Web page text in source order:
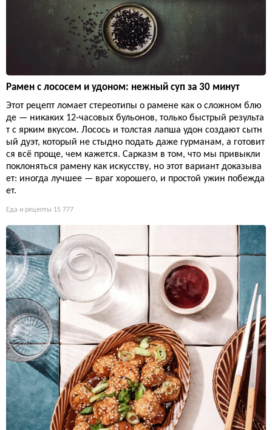
Рамен с лососем и удоном: нежный суп за 30 минут
Этот рецепт ломает стереотипы о рамене как о сложном блю
де — никаких 12-часовых бульонов, только быстрый результа
т с ярким вкусом. Лосось и толстая лапша удон создают сытн
ый дуэт, который не стыдно подать даже гурманам, а готовит
ся всё проще, чем кажется. Сарказм в том, что мы привыкли
поклоняться рамену как искусству, но этот вариант доказыва
ет: иногда лучшее — враг хорошего, и простой ужин побежда
ет.
Еда и рецепты 15 777